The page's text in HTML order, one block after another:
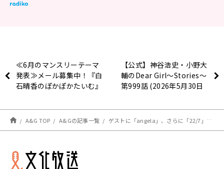
≪6月のマンスリーテーマ
発表≫メール募集中！『白
石晴香のぽかぽかたいむ』
【公式】神谷浩史・小野大
輔のDear Girl〜Stories〜
第999話 (2026年5月30日
A&G TOP A&Gの記事一覧 ゲストに「angela」、さらに「22/7」から南伊織さん＆桧山依子さんが登場！番組オリジナルQUOカードのプレゼントも！エジソン6月6日